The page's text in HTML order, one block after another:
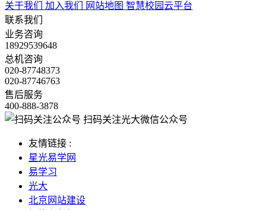
关于我们 加入我们 网站地图 智慧校园云平台
联系我们
业务咨询
18929539648
总机咨询
020-87748373
020-87746763
售后服务
400-888-3878
扫码关注光大微信公众号
友情链接 :
星光易学网
易学习
光大
北京网站建设